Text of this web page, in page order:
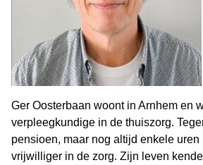
Ger Oosterbaan woont in Arnhem en
verpleegkundige in de thuiszorg.
pensioen, maar nog altijd enkele
vrijwilliger in de zorg. Zijn leven